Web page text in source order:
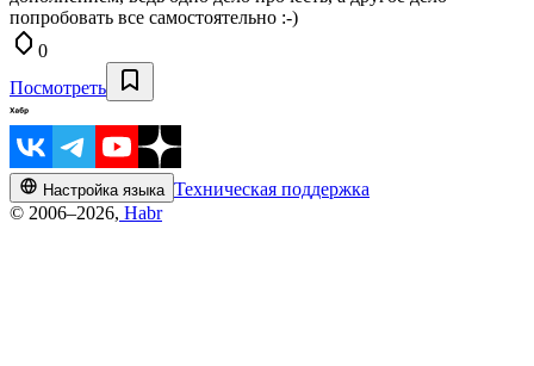
попробовать все самостоятельно :-)
0
Посмотреть
Настройка языка Техническая поддержка
© 2006–2026, Habr